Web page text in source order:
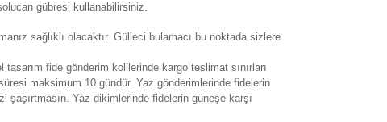
gübresi kullanabilirsiniz.
sağlıklı olacaktır. Gülleci bulamacı bu noktada sizlere
fide gönderim kolilerinde kargo teslimat sınırları
maksimum 10 gündür. Yaz gönderimlerinde fidelerin
şaşırtmasın. Yaz dikimlerinde fidelerin güneşe karşı